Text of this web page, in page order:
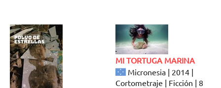
MI TORTUGA MARINA
Micronesia | 2014 |
Cortometraje | Ficción | 8